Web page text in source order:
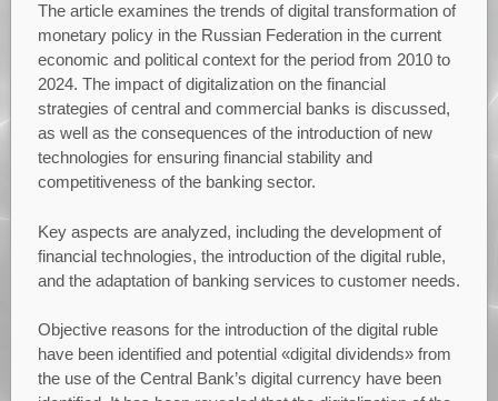
The article examines the trends of digital transformation of
monetary policy in the Russian Federation in the current
economic and political context for the period from 2010 to
2024. The impact of digitalization on the financial
strategies of central and commercial banks is discussed,
as well as the consequences of the introduction of new
technologies for ensuring financial stability and
competitiveness of the banking sector.
Key aspects are analyzed, including the development of
financial technologies, the introduction of the digital ruble,
and the adaptation of banking services to customer needs.
Objective reasons for the introduction of the digital ruble
have been identified and potential «digital dividends» from
the use of the Central Bank’s digital currency have been